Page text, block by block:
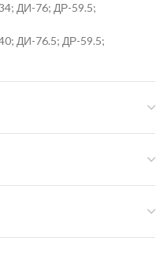
ДИ-76; ДР-59.5;
ДИ-76.5; ДР-59.5;